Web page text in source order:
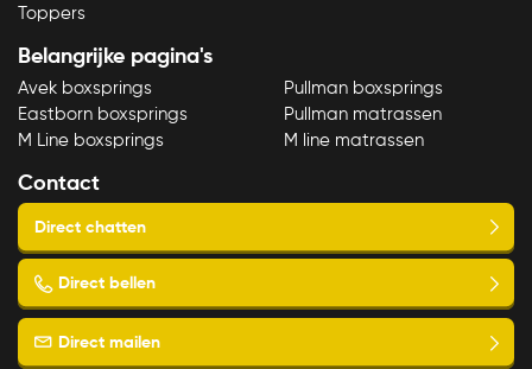
Toppers
Belangrijke pagina's
Avek boxsprings
Eastborn boxsprings
M Line boxsprings
Pullman boxsprings
Pullman matrassen
M line matrassen
Contact